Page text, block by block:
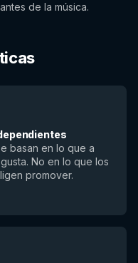
de la música.
basan en lo que a
No en lo que los
promover.